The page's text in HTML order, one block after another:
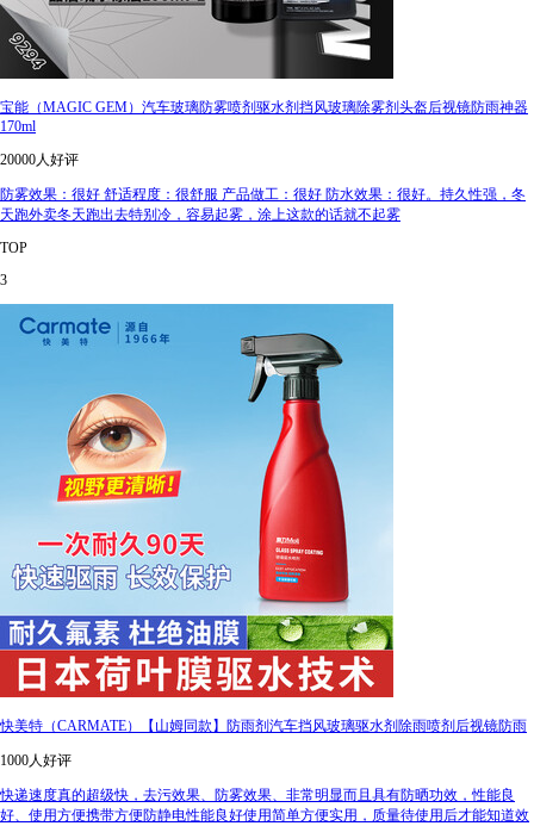
宝能（MAGIC GEM）汽车玻璃防雾喷剂驱水剂挡风玻璃除雾剂头盔后视镜防雨神器
170ml
20000人好评
防雾效果：很好 舒适程度：很舒服 产品做工：很好 防水效果：很好。持久性强，冬
天跑外卖冬天跑出去特别冷，容易起雾，涂上这款的话就不起雾
TOP
3
快美特（CARMATE）【山姆同款】防雨剂汽车挡风玻璃驱水剂除雨喷剂后视镜防雨
1000人好评
快递速度真的超级快，去污效果、防雾效果、非常明显而且具有防晒功效，性能良
好、使用方便携带方便防静电性能良好使用简单方便实用，质量待使用后才能知道效